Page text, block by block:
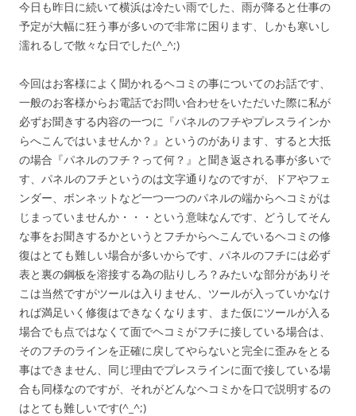
今日も昨日に続いて横浜は冷たい雨でした、雨が降ると仕事の
予定が大幅に狂う事が多いので非常に困ります、しかも寒いし
濡れるしで散々な日でした(^_^;)
今回はお客様によく聞かれるヘコミの事についてのお話です、
一般のお客様からお電話でお問い合わせをいただいた際に私が
必ずお聞きする内容の一つに『パネルのフチやプレスラインか
らへこんではいませんか？』というのがあります、すると大抵
の場合『パネルのフチ？って何？』と聞き返される事が多いで
す、パネルのフチというのは文字通りなのですが、ドアやフェ
ンダー、ボンネットなど一つ一つのパネルの端からヘコミがは
じまっていませんか・・・という意味なんです、どうしてそん
な事をお聞きするかというとフチからへこんでいるヘコミの修
復はとても難しい場合が多いからです、パネルのフチには必ず
表と裏の鋼板を溶接する為の貼りしろ？みたいな部分がありそ
こは当然ですがツールは入りません、ツールが入っていかなけ
れば満足いく修復はできなくなります、また仮にツールが入る
場合でも点ではなくて面でヘコミがフチに接している場合は、
そのフチのラインを正確に戻してやらないと完全に歪みをとる
事はできません、同じ理由でプレスラインに面で接している場
合も同様なのですが、それがどんなヘコミかを口で説明するの
はとても難しいです(^_^;)